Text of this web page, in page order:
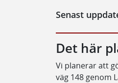
Senast
Det här
Vi planerar att
väg 148 genom